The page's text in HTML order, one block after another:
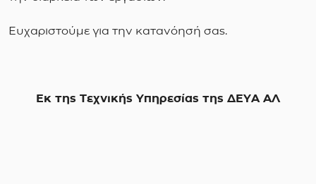
Ευχαριστούμε για την κατανόησή σας.
Εκ της Τεχνικής Υπηρεσίας της ΔΕΥΑ ΑΛ